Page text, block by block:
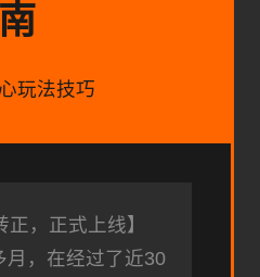
玩法技巧
正，正式上线】
月，在经过了近30